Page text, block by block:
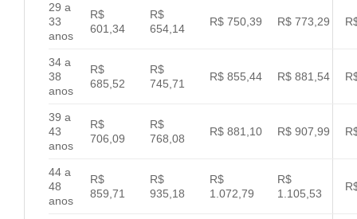
29 a
33
anos
R$
601,34
R$
654,14
R$ 750,39 R$ 773,29
34 a
38
anos
R$
685,52
R$
745,71
R$ 855,44 R$ 881,54
39 a
43
anos
R$
706,09
R$
768,08
R$ 881,10 R$ 907,99
44 a
48
anos
R$
859,71
R$
935,18
R$
1.072,79
R$
1.105,53